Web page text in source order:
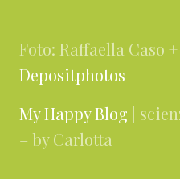
Foto: Raffaella Caso
Depositphotos
My Happy Blog |
– by Carlotta